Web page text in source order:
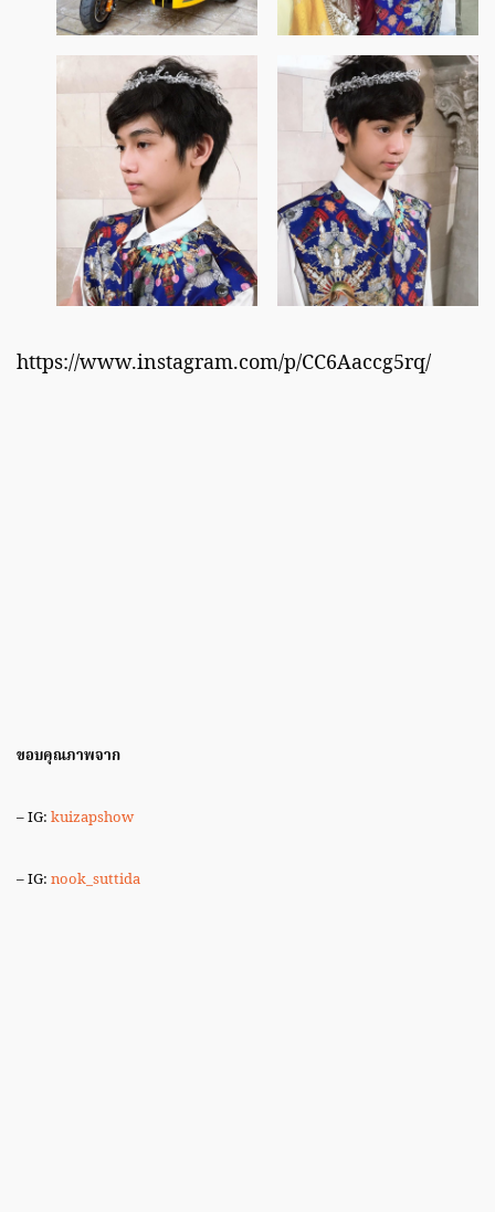
https://www.instagram.com/p/CC6Aaccg5rq/
ขอบคุณภาพจาก
– IG:kuizapshow
– IG:nook_suttida